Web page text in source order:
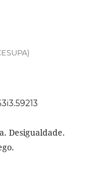
Desigualdade.